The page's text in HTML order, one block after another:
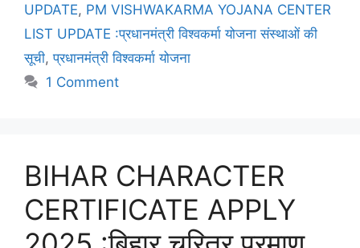
UPDATE, PM VISHWAKARMA YOJANA CENTER
LIST UPDATE :प्रधानमंत्री विश्वकर्मा योजना संस्थाओं की
सूची,प्रधानमंत्री विश्वकर्मा योजना
1 Comment
BIHAR CHARACTER
CERTIFICATE APPLY